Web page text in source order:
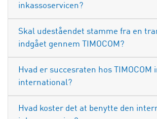
inkassoservicen?
Skal udeståendet stamme fra en
indgået gennem TIMOCOM?
Hvad er succesraten hos TIMOCOM
international?
Hvad koster det at benytte den